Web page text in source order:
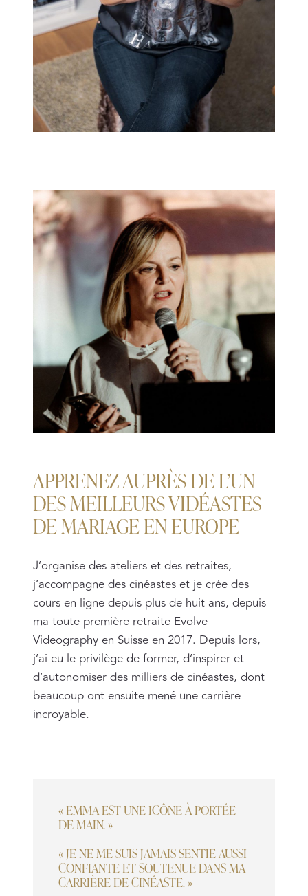
APPRENEZ AUPRÈS DE L’UN
DES MEILLEURS VIDÉASTES
DE MARIAGE EN EUROPE
J’organise des ateliers et des retraites,
j’accompagne des cinéastes et je crée des
cours en ligne depuis plus de huit ans, depuis
ma toute première retraite Evolve
Videography en Suisse en 2017. Depuis lors,
j’ai eu le privilège de former, d’inspirer et
d’autonomiser des milliers de cinéastes, dont
beaucoup ont ensuite mené une carrière
incroyable.
« EMMA EST UNE ICÔNE À PORTÉE
DE MAIN. »
« JE NE ME SUIS JAMAIS SENTIE AUSSI
CONFIANTE ET SOUTENUE DANS MA
CARRIÈRE DE CINÉASTE. »